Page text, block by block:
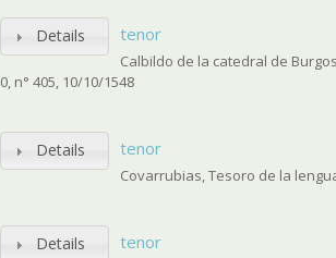
Details tenor
Calbildo de la catedral de
0, n° 405, 10/10/1548
Details tenor
Covarrubias, Tesoro de la
Details tenor